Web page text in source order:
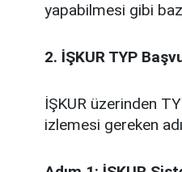
yapabilmesi gibi
2. İŞKUR TYP
İŞKUR üzerinden
izlemesi gereken